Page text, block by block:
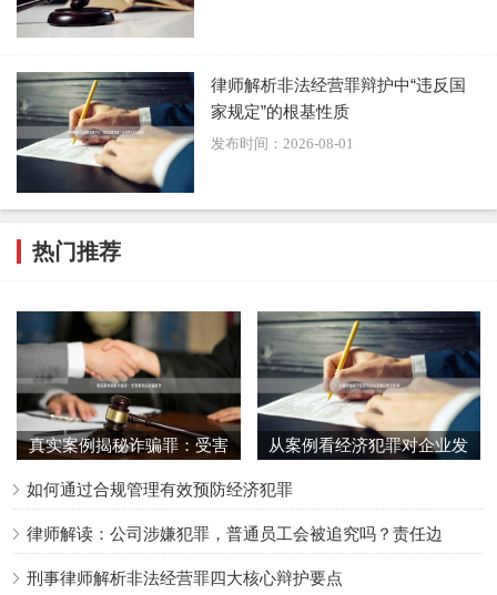
可能阻却归责。同时，损失的计算一般以立案侦查时为时间
方挽回损失的努力，则是重要的量刑情节。
最后，除了经济损失数额，造成的其他严重后果也是考量因
素。例如，因合同失职被骗，导致国家重点工程项目停滞、
社会稳定，即使经济损失数额未达到常规标准，也可能因情
综上所述，“重大损失”的认定是一个多维度的评价体系，以
直接经济损失数额为基础，同时涵盖资产性质、因果关系、
社会危害性等多重因素。对于国有单位的工作人员而言，恪
尽职守、完善合同审查与风险防控流程，不仅是履职要求，
更是远离刑事风险的根本保障。律师在办理此类案件时，需
精准切入损失认定环节，从数额计算、因果关系、损失挽回
等方面进行有力辩护，以维护当事人的合法权益。
此内容由AI生成
律师解析非法经营罪辩护中“违反国
家规定”的根基性质
发布时间：2026-08-01
热门推荐
真实案例揭秘诈骗罪：受害
从案例看经济犯罪对企业发
如何通过合规管理有效预防经济犯罪
律师解读：公司涉嫌犯罪，普通员工会被追究吗？责任边
刑事律师解析非法经营罪四大核心辩护要点